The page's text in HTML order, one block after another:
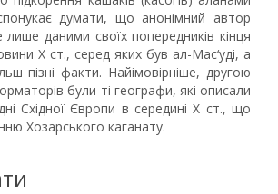
думати, що анонімний автор
лише даними своїх попередників кінця
X ст., серед яких був ал-Мас‘уді, а
пізні факти. Найімовірніше, другою
були ті географи, які описали
Східної Європи в середині Х ст., що
Хозарського каганату.